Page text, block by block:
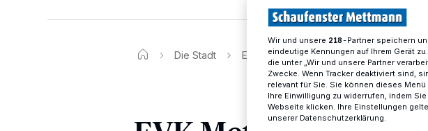
Die Stadt EVK Mettmann übergibt Geschenke
Wir und unsere 218-Partner speichern
eindeutige Kennungen auf Ihrem Gerät
die unter „Wir und unsere Partner
Zwecke. Wenn Tracker deaktiviert sind,
relevant für Sie. Sie können dieses
Ihre Einwilligung zu widerrufen, indem
Webseite klicken. Ihre Einstellungen
unserer Datenschutzerklärung.